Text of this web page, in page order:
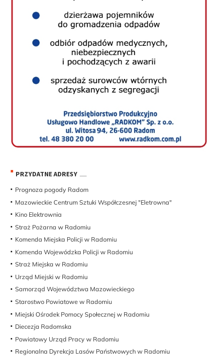
PRZYDATNE ADRESY
Prognoza pogody Radom
Mazowieckie Centrum Sztuki Współczesnej "Eletrowna"
Kino Elektrownia
Straż Pożarna w Radomiu
Komenda Miejska Policji w Radomiu
Komenda Wojewódzka Policji w Radomiu
Straż Miejska w Radomiu
Urząd Miejski w Radomiu
Samorząd Województwa Mazowieckiego
Starostwo Powiatowe w Radomiu
Miejski Ośrodek Pomocy Społecznej w Radomiu
Diecezja Radomska
Powiatowy Urząd Pracy w Radomiu
Regionalna Dyrekcja Lasów Państwowych w Radomiu